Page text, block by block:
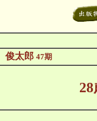
俊太郎 47期